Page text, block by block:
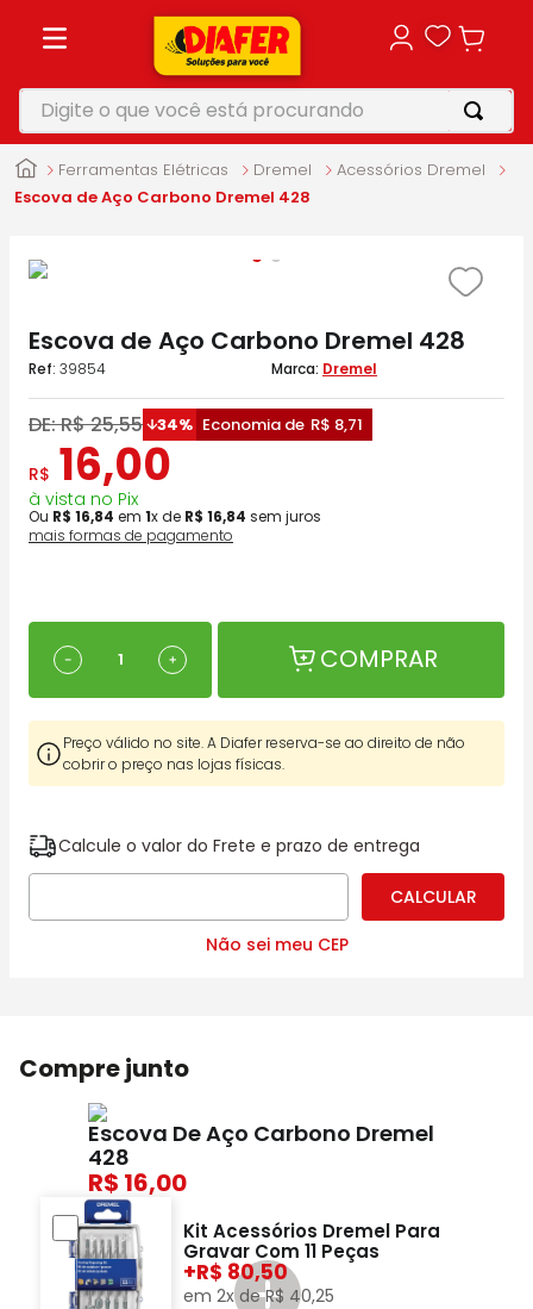
Digite o que você está procurando
Ferramentas Elétricas Dremel
Acessórios Dremel
Escova de Aço Carbono Dremel 428
Escova de Aço Carbono Dremel 428
: 39854 Dremel
DE:R$25,55 34% Economia de R$ 8,71
R$ 16,00
à vista no Pix
Ou R$ 16,84 em 1x de R$ 16,84 sem juros
mais formas de pagamento
＋
－ COMPRAR
Preço válido no site. A Diafer reserva-se ao direito de não
cobrir o preço nas lojas físicas.
Calcule o valor do Frete e prazo de entrega
Não sei meu CEP
Compre junto
Escova De Aço Carbono Dremel
428
16,00
Kit Acessórios Dremel Para
Gravar Com 11 Peças
+ 80,50
em 2x deR$ 40,25
1 º
motosserra
5 º vonixx